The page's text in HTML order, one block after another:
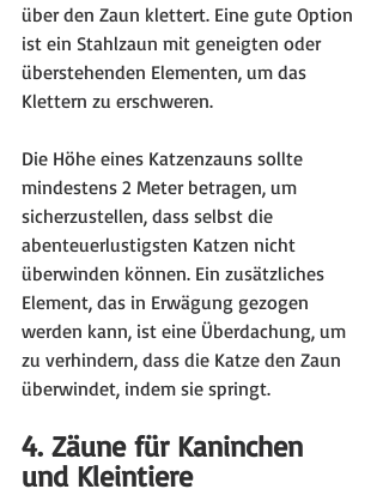
über den Zaun klettert. Eine gute Option
ist ein Stahlzaun mit geneigten oder
überstehenden Elementen, um das
Klettern zu erschweren.
Die Höhe eines Katzenzauns sollte
mindestens 2 Meter betragen, um
sicherzustellen, dass selbst die
abenteuerlustigsten Katzen nicht
überwinden können. Ein zusätzliches
Element, das in Erwägung gezogen
werden kann, ist eine Überdachung, um
zu verhindern, dass die Katze den Zaun
überwindet, indem sie springt.
4. Zäune für Kaninchen
und Kleintiere